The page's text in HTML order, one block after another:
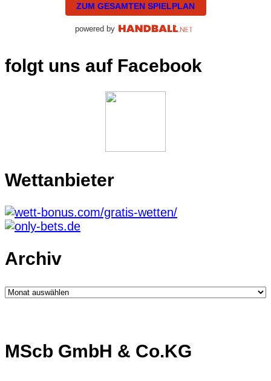
ZUM GESAMTEN SPIELPLAN
powered by
folgt uns auf Facebook
Wettanbieter
Archiv
Archiv
MScb GmbH & Co.KG